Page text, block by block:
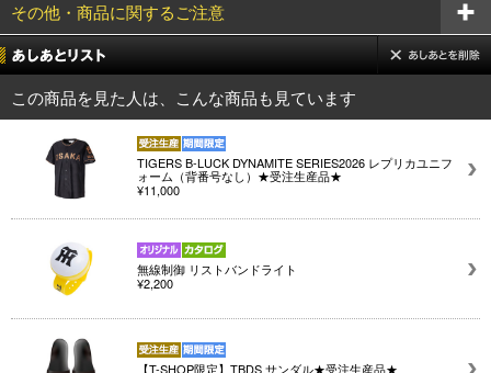
その他・商品に関するご注意
この商品を見た人は、こんな商品も見ています
TIGERS B-LUCK DYNAMITE SERIES2026 レプリカユニフ
ォーム（背番号なし）★受注生産品★
¥11,000
無線制御 リストバンドライト
¥2,200
【T-SHOP限定】TBDS サンダル★受注生産品★